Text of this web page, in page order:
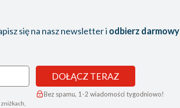
się na nasz newsletter i odbierz darmowy
DOŁĄCZ TERAZ
Bez spamu, 1-2 wiadomości tygodniowo!